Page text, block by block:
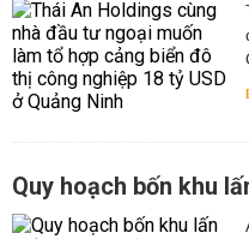
Quy hoạch bốn khu